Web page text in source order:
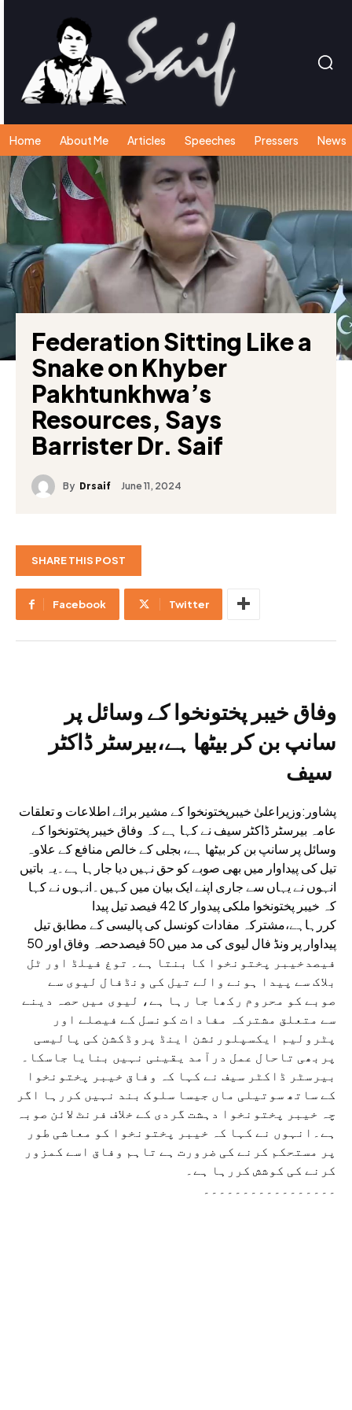
Home About Me Articles Speeches Pressers News
Federation Sitting Like a
Snake on Khyber
Pakhtunkhwa’s
Resources, Says
Barrister Dr. Saif
By Drsaif June 11, 2024
SHARE THIS POST
Facebook Twitter
وفاق خیبر پختونخوا کے وسائل پر
سانپ بن کر بیٹھا ہے،بیرسٹر ڈاکٹر
پشاور:وزیراعلیٰ خیبرپختونخوا کے مشیر برائے اطلاعات و تعلقات
عامہ بیرسٹر ڈاکٹر سیف نے کہا ہے کہ وفاق خیبر پختونخوا کے
وسائل پر سانپ بن کر بیٹھا ہے، بجلی کے خالص منافع کے علاوہ
تیل کی پیداوار میں بھی صوبے کو حق نہیں دیا جارہا ہے۔یہ باتیں
انہوں نے یہاں سے جاری اپنے ایک بیان میں کہیں۔انہوں نے کہا
کہ خیبر پختونخوا ملکی پیدوار کا 42 فیصد تیل پیدا
کررہاہے،مشترکہ مفادات کونسل کی پالیسی کے مطابق تیل
پیداوار پر ونڈ فال لیوی کی مد میں 50 فیصدحصہ وفاق اور 50
فیصدخیبر پختونخوا کا بنتا ہے۔ توغ فیلڈ اور ٹل
بلاک سے پیدا ہونے والے تیل کی ونڈفال لیوی سے
صوبے کو محروم رکھا جا رہا ہے، لیوی میں حصہ دینے
سے متعلق مشترکہ مفادات کونسل کے فیصلے اور
پٹرولیم ایکسپلورئشن اینڈ پروڈکشن کی پالیسی
پربھی تاحال عمل درآمد یقینی نہیں بنایا جاسکا۔
بیرسٹر ڈاکٹر سیف نے کہا کہ وفاق خیبر پختونخوا
کے ساتھ سوتیلی ماں جیسا سلوک بند نہیں کررہا اگر
چہ خیبر پختونخوا دہشت گردی کے خلاف فرنٹ لائن صوبہ
ہے۔انہوں نے کہا کہ خیبر پختونخوا کو معاشی طور
پر مستحکم کرنے کی ضرورت ہے تاہم وفاق اسے کمزور
کرنے کی کوشش کررہا ہے۔